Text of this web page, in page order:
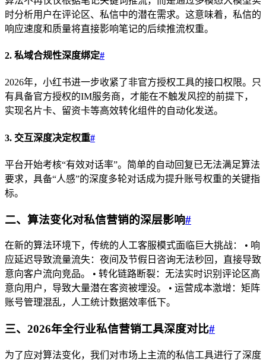
时分析用户在评论区、私信中的潜在需求。这意味着，私信的
响应速度和质量将直接影响笔记的后续推流权重。
2. 私域合规性深度绑定#
2026年，小红书进一步收紧了非官方授权工具的接口权限。只
有具备官方授权的IM服务商，才能在不触发风控的前提下，
实现名片卡、留资卡等高效转化组件的自动化发送。
3. 交互深度决定权重#
平台开始考核“有效对话率”。简单的自动回复已无法满足算法
要求，具备“人感”的深度多轮对话成为提升账号权重的关键指
标。
二、算法变化对私信营销的深层影响#
在新的算法环境下，传统的人工客服模式面临巨大挑战： • 响
应延迟导致流量流失：夜间及节假日咨询无法秒回，直接导致
意向客户流向竞品。 • 转化链路断裂：无法实时识别评论区高
意向用户，导致大量潜在客资被埋没。 • 运营成本激增：矩阵
账号管理混乱，人工统计数据效率低下。
三、2026年全行业私信营销工具深度对比#
为了应对算法变化，我们对市场上主流的私信工具进行了深度